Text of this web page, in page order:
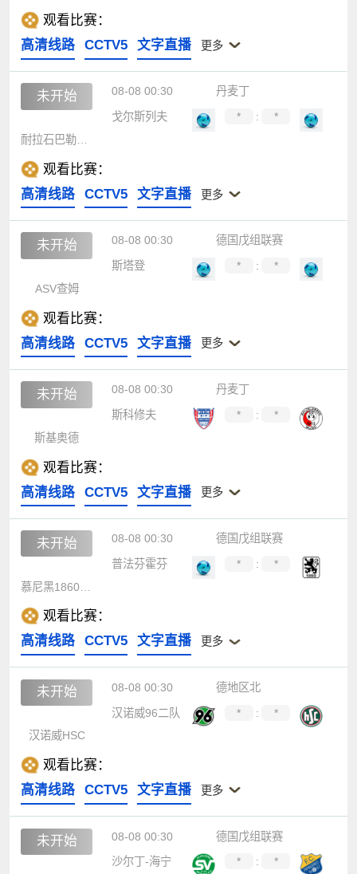
观看比赛：
高清线路
CCTV5 文字直播 更多
未开始 08-08 00:30
丹麦丁
戈尔斯列夫
* :
*
观看比赛：
高清线路
CCTV5 文字直播 更多
未开始 08-08 00:30
德国戊组联赛
斯塔登
* :
*
ASV查姆
观看比赛：
高清线路
CCTV5 文字直播 更多
未开始 08-08 00:30
丹麦丁
斯科修夫
* :
*
斯基奥德
观看比赛：
高清线路
CCTV5 文字直播 更多
未开始 08-08 00:30
德国戊组联赛
普法芬霍芬
* :
*
观看比赛：
高清线路
CCTV5 文字直播 更多
未开始 08-08 00:30
德地区北
汉诺威96二队
* :
*
汉诺威HSC
观看比赛：
高清线路
CCTV5 文字直播 更多
未开始 08-08 00:30
德国戊组联赛
沙尔丁-海宁
* : *